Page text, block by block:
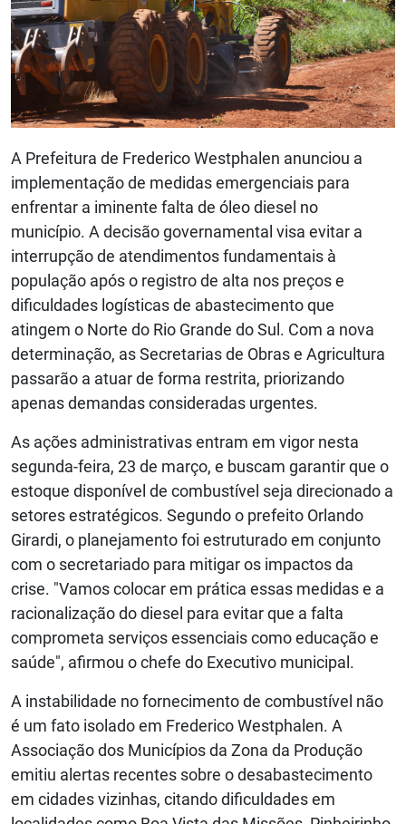
A Prefeitura de Frederico Westphalen anunciou a
implementação de medidas emergenciais para
enfrentar a iminente falta de óleo diesel no
município. A decisão governamental visa evitar a
interrupção de atendimentos fundamentais à
população após o registro de alta nos preços e
dificuldades logísticas de abastecimento que
atingem o Norte do Rio Grande do Sul. Com a nova
determinação, as Secretarias de Obras e Agricultura
passarão a atuar de forma restrita, priorizando
apenas demandas consideradas urgentes.
As ações administrativas entram em vigor nesta
segunda-feira, 23 de março, e buscam garantir que o
estoque disponível de combustível seja direcionado a
setores estratégicos. Segundo o prefeito Orlando
Girardi, o planejamento foi estruturado em conjunto
com o secretariado para mitigar os impactos da
crise. "Vamos colocar em prática essas medidas e a
racionalização do diesel para evitar que a falta
comprometa serviços essenciais como educação e
saúde", afirmou o chefe do Executivo municipal.
A instabilidade no fornecimento de combustível não
é um fato isolado em Frederico Westphalen. A
Associação dos Municípios da Zona da Produção
emitiu alertas recentes sobre o desabastecimento
em cidades vizinhas, citando dificuldades em